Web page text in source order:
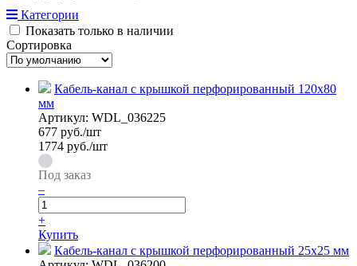
Категории
Показать только в наличии
Сортировка
Кабель-канал с крышкой перфорированный 120х80
мм
Артикул: WDL_036225
677 руб./шт
1774 руб./шт
Под заказ
–
+
Купить
Кабель-канал с крышкой перфорированный 25х25 мм